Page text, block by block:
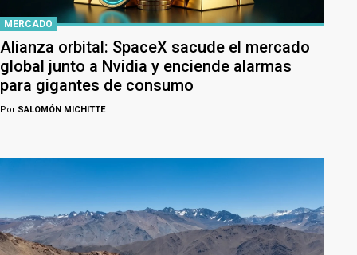
MERCADO
Alianza orbital: SpaceX sacude el mercado
global junto a Nvidia y enciende alarmas
para gigantes de consumo
Por SALOMÓN MICHITTE